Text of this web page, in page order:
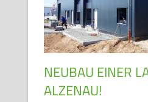
NEUBAU EINER
ALZENAU!